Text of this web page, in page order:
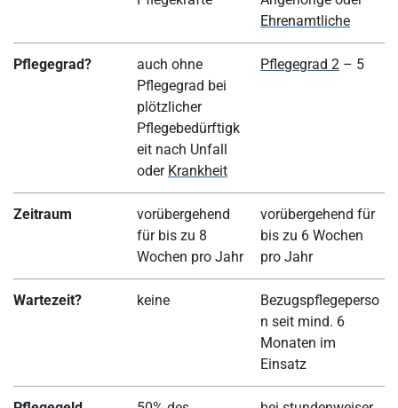
Ehrenamtliche
Pflegegrad?
auch ohne
Pflegegrad bei
plötzlicher
Pflegebedürftigk
eit nach Unfall
oder Krankheit
Pflegegrad 2 – 5
Zeitraum
vorübergehend
für bis zu 8
Wochen pro Jahr
vorübergehend für
bis zu 6 Wochen
pro Jahr
Wartezeit? keine
Bezugspflegeperso
n seit mind. 6
Monaten im
Einsatz